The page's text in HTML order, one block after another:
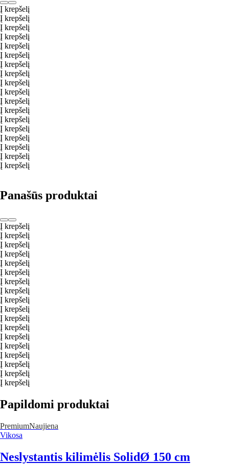
Į krepšelį
Į krepšelį
Į krepšelį
Į krepšelį
Į krepšelį
Į krepšelį
Į krepšelį
Į krepšelį
Į krepšelį
Į krepšelį
Į krepšelį
Į krepšelį
Į krepšelį
Į krepšelį
Į krepšelį
Į krepšelį
Į krepšelį
Į krepšelį
Panašūs produktai
Į krepšelį
Į krepšelį
Į krepšelį
Į krepšelį
Į krepšelį
Į krepšelį
Į krepšelį
Į krepšelį
Į krepšelį
Į krepšelį
Į krepšelį
Į krepšelį
Į krepšelį
Į krepšelį
Į krepšelį
Į krepšelį
Į krepšelį
Į krepšelį
Papildomi produktai
PremiumNaujiena
Vikosa
Neslystantis kilimėlis SolidØ 150 cm